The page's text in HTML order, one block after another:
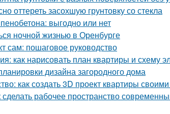
оттереть засохшую грунтовку со стекла
выгодно или нет
ночной жизнью в Оренбурге
сам: пошаговое руководство
как нарисовать план квартиры и схему
дизайна загородного дома
как создать 3D проект квартиры
сделать рабочее пространство